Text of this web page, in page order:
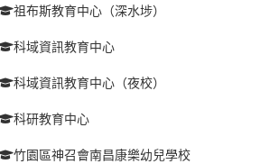
祖布斯教育中心（深水埗）
科域資訊教育中心
科域資訊教育中心（夜校）
科研教育中心
竹園區神召會南昌康樂幼兒學校